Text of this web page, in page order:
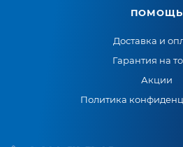
ПОМОЩЬ
Доставка и
Гарантия на
Акции
Политика